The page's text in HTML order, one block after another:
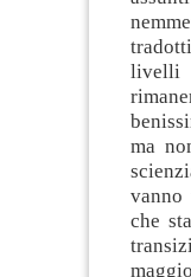
livelli
ma
che